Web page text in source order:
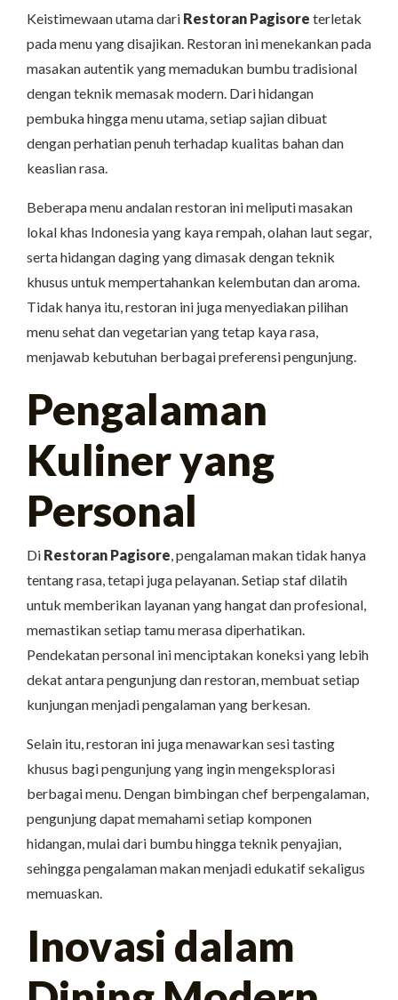
Keistimewaan utama dari Restoran Pagisore terletak
pada menu yang disajikan. Restoran ini menekankan pada
masakan autentik yang memadukan bumbu tradisional
dengan teknik memasak modern. Dari hidangan
pembuka hingga menu utama, setiap sajian dibuat
dengan perhatian penuh terhadap kualitas bahan dan
keaslian rasa.
Beberapa menu andalan restoran ini meliputi masakan
lokal khas Indonesia yang kaya rempah, olahan laut segar,
serta hidangan daging yang dimasak dengan teknik
khusus untuk mempertahankan kelembutan dan aroma.
Tidak hanya itu, restoran ini juga menyediakan pilihan
menu sehat dan vegetarian yang tetap kaya rasa,
menjawab kebutuhan berbagai preferensi pengunjung.
Pengalaman
Kuliner yang
Personal
Di Restoran Pagisore , pengalaman makan tidak hanya
tentang rasa, tetapi juga pelayanan. Setiap staf dilatih
untuk memberikan layanan yang hangat dan profesional,
memastikan setiap tamu merasa diperhatikan.
Pendekatan personal ini menciptakan koneksi yang lebih
dekat antara pengunjung dan restoran, membuat setiap
kunjungan menjadi pengalaman yang berkesan.
Selain itu, restoran ini juga menawarkan sesi tasting
khusus bagi pengunjung yang ingin mengeksplorasi
berbagai menu. Dengan bimbingan chef berpengalaman,
pengunjung dapat memahami setiap komponen
hidangan, mulai dari bumbu hingga teknik penyajian,
sehingga pengalaman makan menjadi edukatif sekaligus
memuaskan.
Inovasi dalam